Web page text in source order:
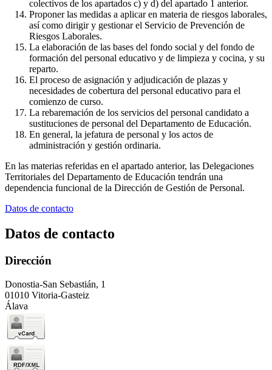
colectivos de los apartados c) y d) del apartado 1 anterior.
Proponer las medidas a aplicar en materia de riesgos laborales,
así como dirigir y gestionar el Servicio de Prevención de
Riesgos Laborales.
La elaboración de las bases del fondo social y del fondo de
formación del personal educativo y de limpieza y cocina, y su
reparto.
El proceso de asignación y adjudicación de plazas y
necesidades de cobertura del personal educativo para el
comienzo de curso.
La rebaremación de los servicios del personal candidato a
sustituciones de personal del Departamento de Educación.
En general, la jefatura de personal y los actos de
administración y gestión ordinaria.
En las materias referidas en el apartado anterior, las Delegaciones
Territoriales del Departamento de Educación tendrán una
dependencia funcional de la Dirección de Gestión de Personal.
Datos de contacto
Datos de contacto
Dirección
Donostia-San Sebastián, 1
01010 Vitoria-Gasteiz
Álava